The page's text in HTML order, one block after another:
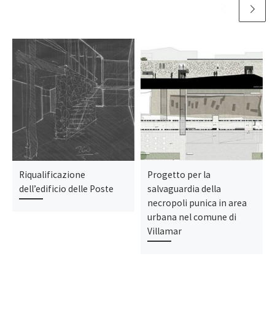
Riqualificazione
dell’edificio delle Poste
Progetto per la
salvaguardia della
necropoli punica in area
urbana nel comune di
Villamar